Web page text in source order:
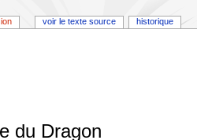
du Dragon
voir le texte source historique